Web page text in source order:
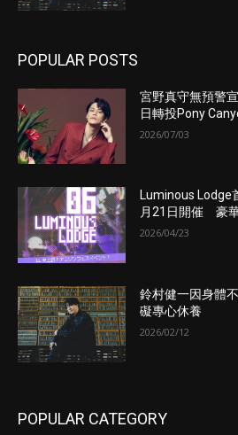
POPULAR POSTS
宮野真守無預警
日轉投Pony
2026/07/03
Luminous Lodge
月21日開催 豪
2026/04/23
鈴村健一因身體
礙專心休養
2026/02/12
POPULAR CATEGORY